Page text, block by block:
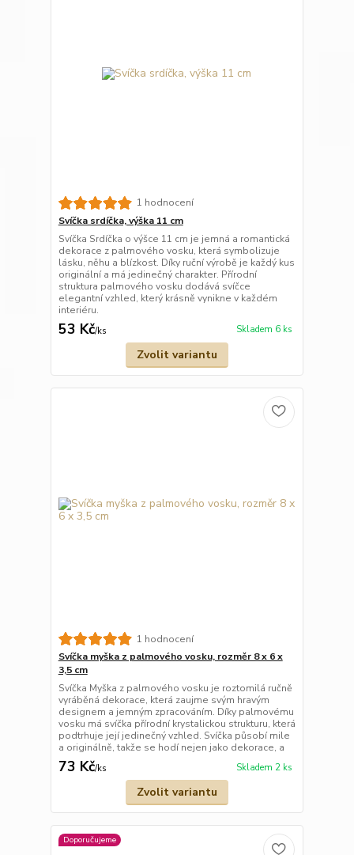
1 hodnocení
Svíčka srdíčka, výška 11 cm
Svíčka Srdíčka o výšce 11 cm je jemná a romantická
dekorace z palmového vosku, která symbolizuje
lásku, něhu a blízkost. Díky ruční výrobě je každý kus
originální a má jedinečný charakter. Přírodní
struktura palmového vosku dodává svíčce
elegantní vzhled, který krásně vynikne v každém
interiéru.
53 Kč/ks Skladem 6 ks
Zvolit variantu
1 hodnocení
Svíčka myška z palmového vosku, rozměr 8 x 6 x
3,5 cm
Svíčka Myška z palmového vosku je roztomilá ručně
vyráběná dekorace, která zaujme svým hravým
designem a jemným zpracováním. Díky palmovému
vosku má svíčka přírodní krystalickou strukturu, která
podtrhuje její jedinečný vzhled. Svíčka působí mile
a originálně, takže se hodí nejen jako dekorace, a
73 Kč/ks Skladem 2 ks
Zvolit variantu
Doporučujeme